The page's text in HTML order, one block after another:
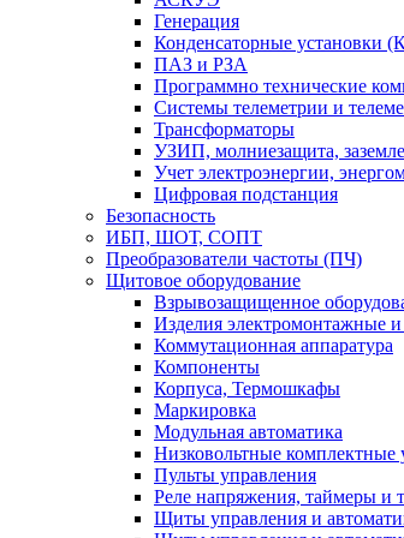
Генерация
Конденсаторные установки
ПАЗ и РЗА
Программно технические
Системы телеметрии и
Трансформаторы
УЗИП, молниезащита,
Учет электроэнергии,
Цифровая подстанция
Безопасность
ИБП, ШОТ, СОПТ
Преобразователи частоты (ПЧ)
Щитовое оборудование
Взрывозащищенное
Изделия электромонтажные
Коммутационная аппаратура
Компоненты
Корпуса, Термошкафы
Маркировка
Модульная автоматика
Низковольтные
Пульты управления
Реле напряжения, таймеры и
Щиты управления и